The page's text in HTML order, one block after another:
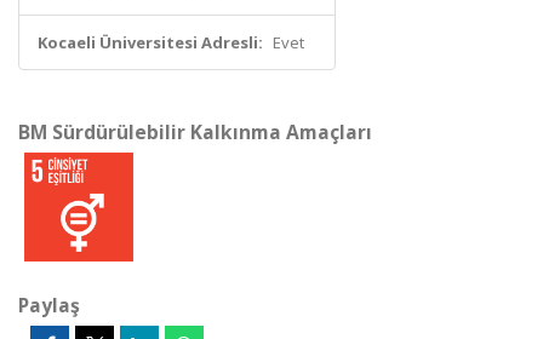
Kocaeli Üniversitesi Adresli: Evet
BM Sürdürülebilir Kalkınma Amaçları
Paylaş